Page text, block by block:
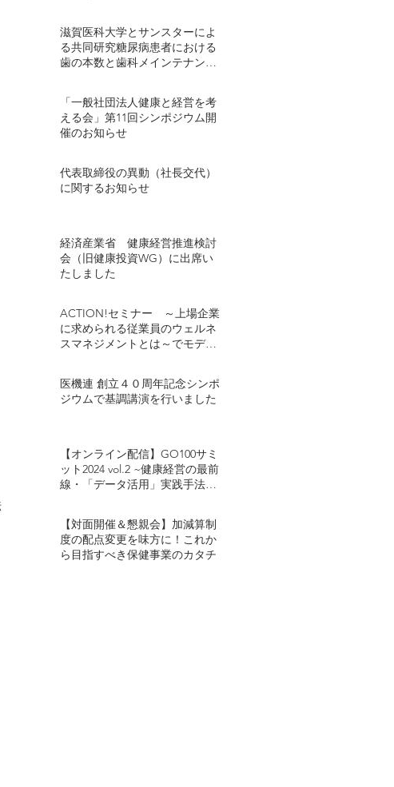
ラムで社会実装モデル構築を目
指す～
滋賀医科大学とサンスターによ
る共同研究糖尿病患者における
歯の本数と歯科メインテナンス
傾向 ～ミナケアの70万人分の医
療ビッグデータを用いた研究結
果を発表～
「一般社団法人健康と経営を考
える会」第11回シンポジウム開
催のお知らせ
代表取締役の異動（社長交代）
に関するお知らせ
経済産業省 健康経営推進検討
会（旧健康投資WG）に出席い
たしました
ACTION!セミナー ～上場企業
に求められる従業員のウェルネ
スマネジメントとは～でモデレ
医機連 創立４０周年記念シンポ
ジウムで基調講演を行いました
【オンライン配信】GO100サミ
ット2024 vol.2 ~健康経営の最前
線・「データ活用」実践手法~
おけるデータ活用」とは
【対面開催＆懇親会】加減算制
度の配点変更を味方に！これか
ら目指すべき保健事業のカタチ